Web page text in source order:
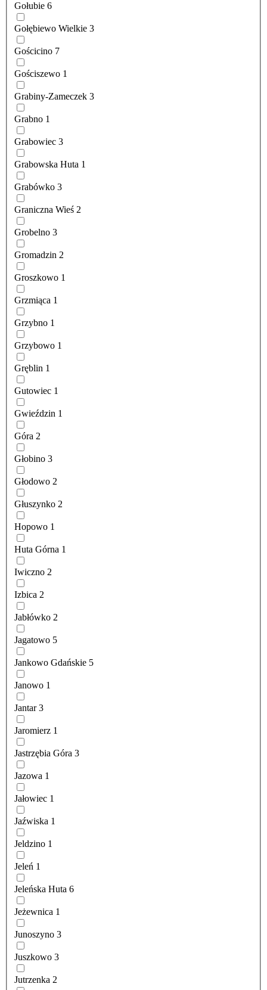
Gołubie 6
Gołębiewo Wielkie 3
Gościcino 7
Gościszewo 1
Grabiny-Zameczek 3
Grabno 1
Grabowiec 3
Grabowska Huta 1
Grabówko 3
Graniczna Wieś 2
Grobelno 3
Gromadzin 2
Groszkowo 1
Grzmiąca 1
Grzybno 1
Grzybowo 1
Gręblin 1
Gutowiec 1
Gwieździn 1
Góra 2
Głobino 3
Głodowo 2
Głuszynko 2
Hopowo 1
Huta Górna 1
Iwiczno 2
Izbica 2
Jabłówko 2
Jagatowo 5
Jankowo Gdańskie 5
Janowo 1
Jantar 3
Jaromierz 1
Jastrzębia Góra 3
Jazowa 1
Jałowiec 1
Jaźwiska 1
Jeldzino 1
Jeleń 1
Jeleńska Huta 6
Jeżewnica 1
Junoszyno 3
Juszkowo 3
Jutrzenka 2